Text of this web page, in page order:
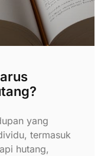
yang
termasuk
hutang,